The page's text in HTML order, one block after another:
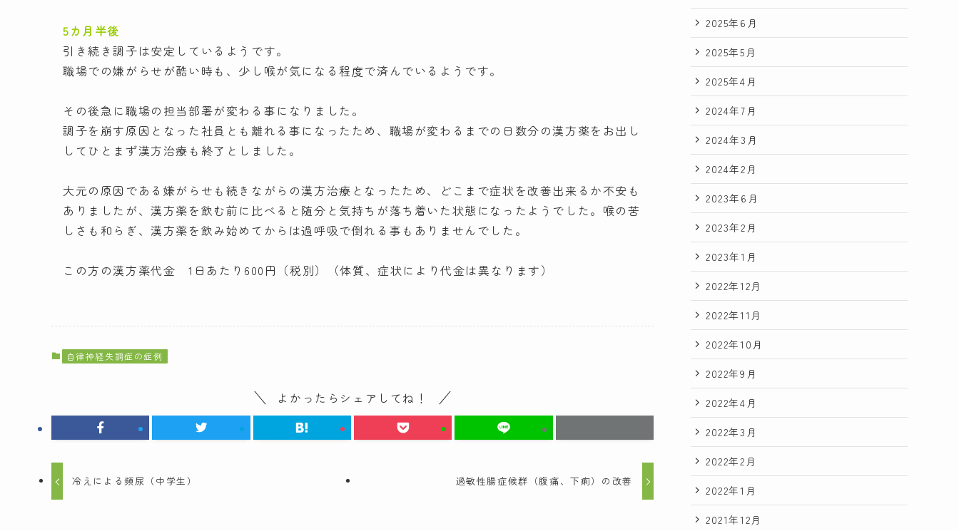
5カ月半後
引き続き調子は安定しているようです。
職場での嫌がらせが酷い時も、少し喉が気になる程度で済んでいるようです。
その後急に職場の担当部署が変わる事になりました。
調子を崩す原因となった社員とも離れる事になったため、職場が変わるまでの日数分の漢方薬をお出し
してひとまず漢方治療も終了としました。
大元の原因である嫌がらせも続きながらの漢方治療となったため、どこまで症状を改善出来るか不安も
ありましたが、漢方薬を飲む前に比べると随分と気持ちが落ち着いた状態になったようでした。喉の苦
しさも和らぎ、漢方薬を飲み始めてからは過呼吸で倒れる事もありませんでした。
この方の漢方薬代金 1日あたり600円（税別）（体質、症状により代金は異なります）
自律神経失調症の症例
よかったらシェアしてね！
冷えによる頻尿（中学生） 過敏性腸症候群（腹痛、下痢）の改善
2025年6月
2025年5月
2025年4月
2024年7月
2024年3月
2024年2月
2023年6月
2023年2月
2023年1月
2022年12月
2022年11月
2022年10月
2022年9月
2022年4月
2022年3月
2022年2月
2022年1月
2021年12月